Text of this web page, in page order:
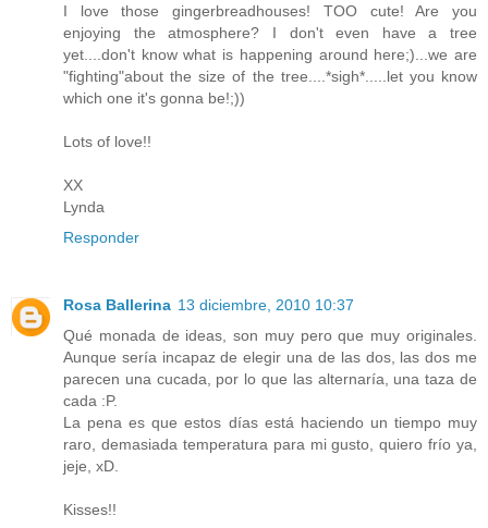
I love those gingerbreadhouses! TOO cute! Are you
enjoying the atmosphere? I don't even have a tree
yet....don't know what is happening around here;)...we are
"fighting"about the size of the tree....*sigh*.....let you know
which one it's gonna be!;))
Lots of love!!
XX
Lynda
Responder
Rosa Ballerina 13 diciembre, 2010 10:37
Qué monada de ideas, son muy pero que muy originales.
Aunque sería incapaz de elegir una de las dos, las dos me
parecen una cucada, por lo que las alternaría, una taza de
cada :P.
La pena es que estos días está haciendo un tiempo muy
raro, demasiada temperatura para mi gusto, quiero frío ya,
jeje, xD.
Kisses!!